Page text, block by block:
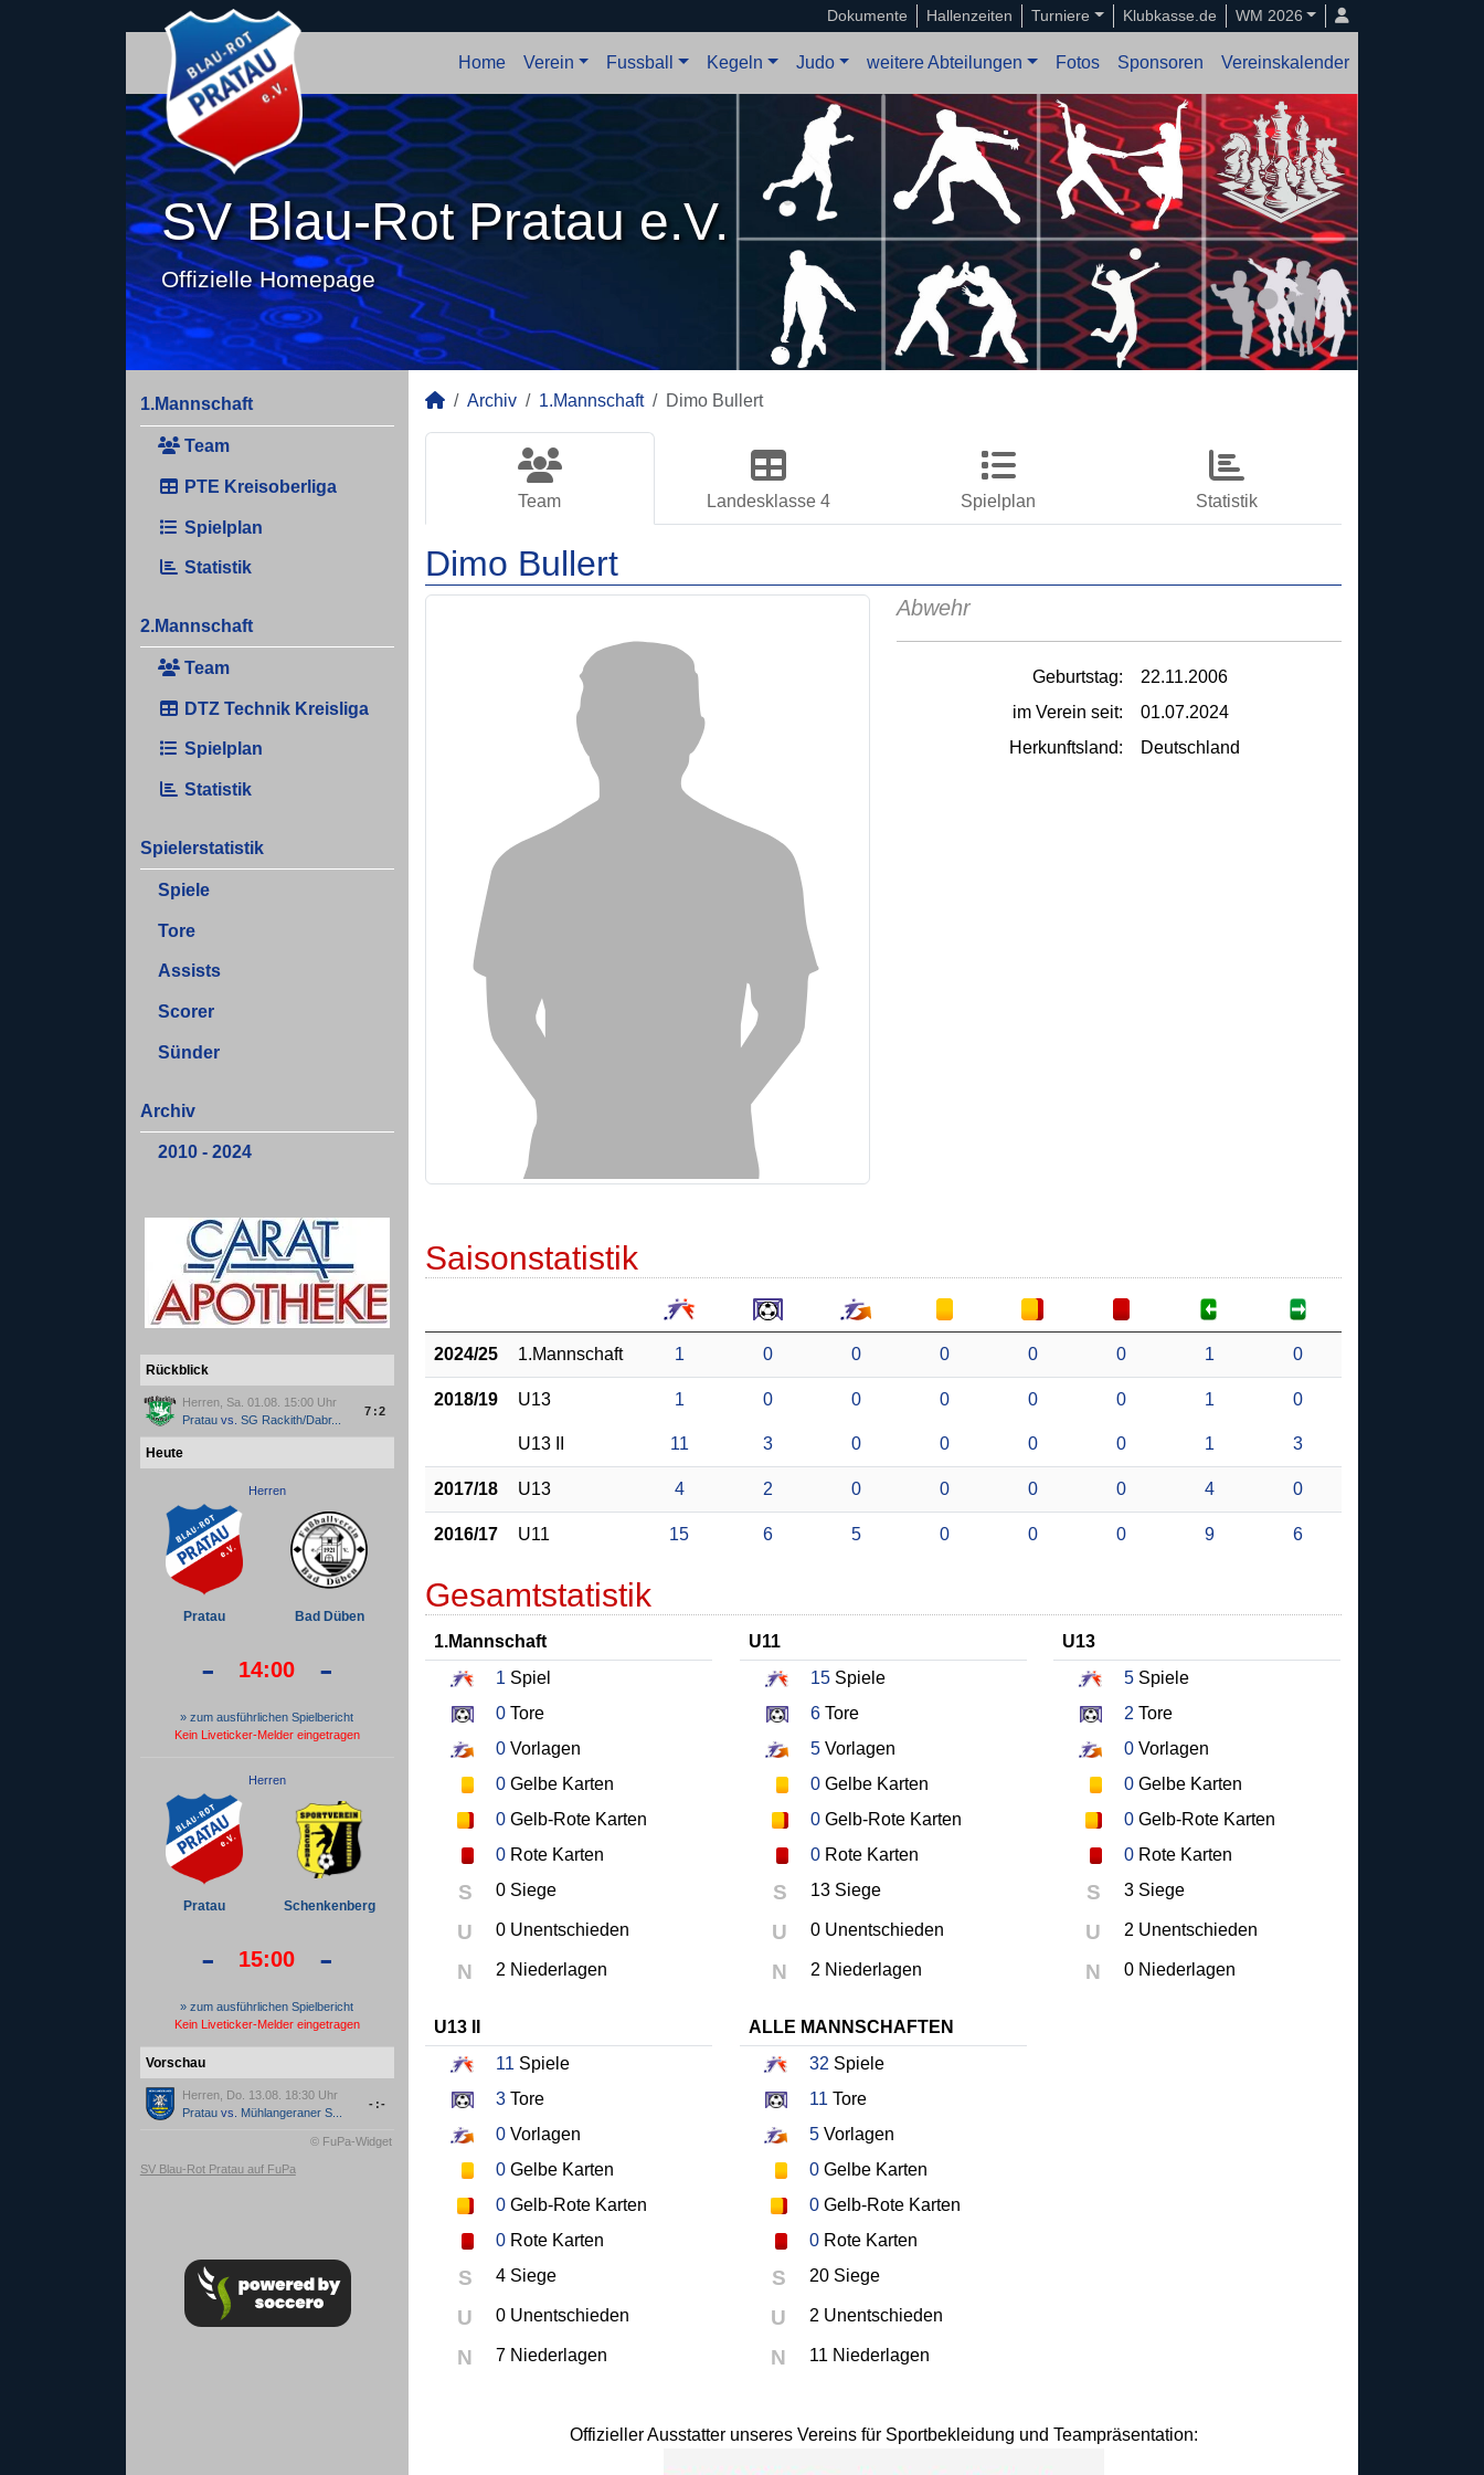
Dokumente Hallenzeiten Turniere Klubkasse.de WM 2026
Home Verein Fussball Kegeln Judo weitere Abteilungen Fotos Sponsoren Vereinskalender
SV Blau-Rot Pratau e.V.
Offizielle Homepage
1.Mannschaft
Team
PTE Kreisoberliga
Spielplan
Statistik
2.Mannschaft
Team
DTZ Technik Kreisliga
Spielplan
Statistik
Spielerstatistik
Spiele
Tore
Assists
Scorer
Sünder
Archiv
2010 - 2024
Rückblick
Herren, Sa. 01.08. 15:00 Uhr
Pratauvs. SG Rackith/Dabr...
7:2
Heute
Herren
Pratau Bad Düben
- 14:00 -
» zum ausführlichen Spielbericht
Kein Liveticker-Melder eingetragen
Herren
Pratau Schenkenberg
- 15:00 -
» zum ausführlichen Spielbericht
Kein Liveticker-Melder eingetragen
Vorschau
Herren, Do. 13.08. 18:30 Uhr
Pratauvs. Mühlangeraner S...
-:-
© FuPa-Widget
SV Blau-Rot Pratau auf FuPa
Archiv 1.Mannschaft Dimo Bullert
Team Landesklasse 4 Spielplan Statistik
Dimo Bullert
Abwehr
Geburtstag:
22.11.2006
im Verein seit:
01.07.2024
Herkunftsland:
Deutschland
Saisonstatistik
2024/25 1.Mannschaft 1 0 0 0 0 0 1 0
2018/19 U13 1 0 0 0 0 0 1 0
U13 II 11 3 0 0 0 0 1 3
2017/18 U13 4 2 0 0 0 0 4 0
2016/17 U11 15 6 5 0 0 0 9 6
Gesamtstatistik
1.Mannschaft
1 Spiel
0 Tore
0 Vorlagen
0 Gelbe Karten
0 Gelb-Rote Karten
0 Rote Karten
S 0 Siege
U 0 Unentschieden
N 2 Niederlagen
U11
15Spiele
6Tore
5Vorlagen
0Gelbe Karten
0Gelb-Rote Karten
0Rote Karten
S 13 Siege
U 0 Unentschieden
N 2 Niederlagen
U13
5 Spiele
2 Tore
0 Vorlagen
0 Gelbe Karten
0 Gelb-Rote Karten
0 Rote Karten
S 3 Siege
U 2 Unentschieden
N 0 Niederlagen
U13 II
11 Spiele
3 Tore
0 Vorlagen
0 Gelbe Karten
0 Gelb-Rote Karten
0 Rote Karten
S 4 Siege
U 0 Unentschieden
N 7 Niederlagen
ALLE MANNSCHAFTEN
32 Spiele
11 Tore
5Vorlagen
0Gelbe Karten
0Gelb-Rote Karten
0Rote Karten
S 20 Siege
U 2 Unentschieden
N 11 Niederlagen
Offizieller Ausstatter unseres Vereins für Sportbekleidung und Teampräsentation: